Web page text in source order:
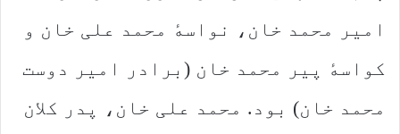
امیر محمد خان،‌ نواسهٔ محمد علی خان و
کواسهٔ پیر محمد خان (برادر امیر دوست
محمد خان) بود. محمد علی خان، پدر کلان